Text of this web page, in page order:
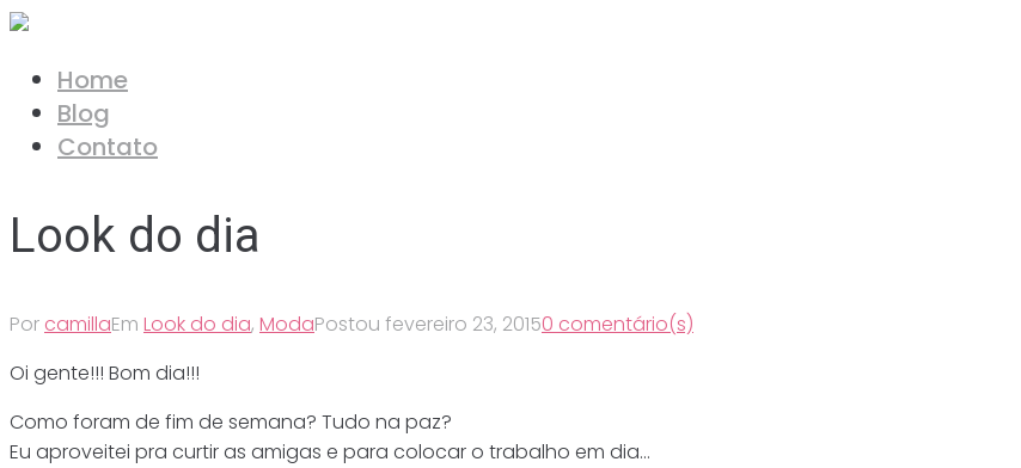
Ir
conteúdo
Home
Blog
Contato
Look do dia
Por camillaEm Look do dia, ModaPostou fevereiro 23, 20150 comentário(s)
Oi gente!!! Bom dia!!!
Como foram de fim de semana? Tudo na paz?
Eu aproveitei pra curtir as amigas e para colocar o trabalho em dia…